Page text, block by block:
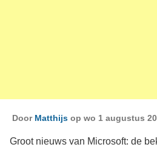
Door Matthijsop wo 1 augustus
Groot nieuws van Microsoft: de